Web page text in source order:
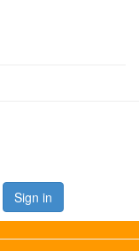
Sign in